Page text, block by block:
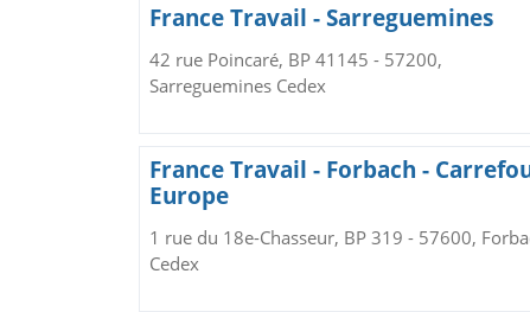
France Travail - Sarreguemines
42 rue Poincaré, BP 41145 - 57200,
Sarreguemines Cedex
France Travail - Forbach -
Europe
1 rue du 18e-Chasseur, BP 319 - 57600,
Cedex